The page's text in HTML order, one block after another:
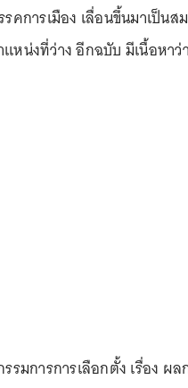
คการเมือง เลื่อนขึ้นมาเป็น
หน่งที่ว่าง อีกฉบับ มีเนื้อหาว่า
มการการเลือกตั้ง เรื่อง ผล